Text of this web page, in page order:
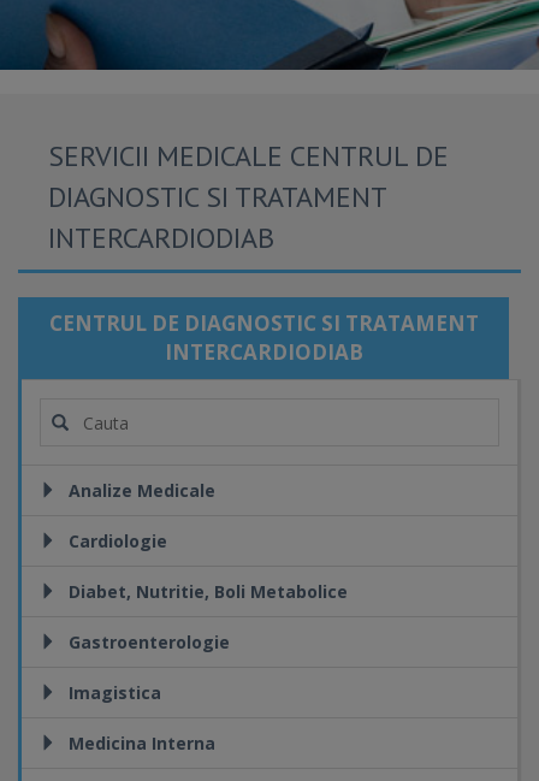
SERVICII MEDICALE CENTRUL DE
DIAGNOSTIC SI TRATAMENT
INTERCARDIODIAB
CENTRUL DE DIAGNOSTIC SI TRATAMENT
INTERCARDIODIAB
Analize Medicale
Cardiologie
Diabet, Nutritie, Boli Metabolice
Gastroenterologie
Imagistica
Medicina Interna